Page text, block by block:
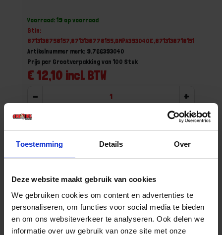
Toestemming Details Over
Deze website maakt gebruik van cookies
We gebruiken cookies om content en advertenties te
personaliseren, om functies voor social media te bieden
en om ons websiteverkeer te analyseren. Ook delen we
informatie over uw gebruik van onze site met onze
Voorraad: 19 op voorraad
Gtin:
8713138758157,8713138778155,BMPA393040E,8713138718151
Artikelnummer merk: 9.766393040
€ 12,10 incl. BTW
Prijs per Grootverpakking van 100 Stuk
- +
Bestel nu!